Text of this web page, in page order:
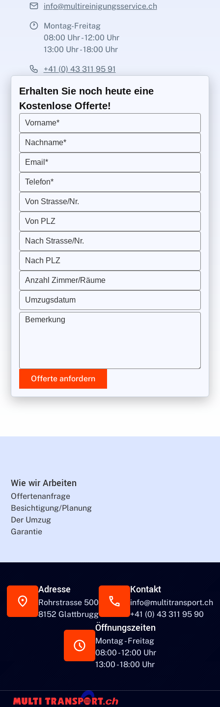
info@multireinigungsservice.ch
Montag-Freitag
08:00 Uhr - 12:00 Uhr
13:00 Uhr - 18:00 Uhr
+41 (0) 43 311 95 91
Erhalten Sie noch heute eine
Kostenlose Offerte!
Vorname*
Nachname*
Email*
Telefon*
Von Strasse/Nr.
Von PLZ
Nach Strasse/Nr.
Nach PLZ
Anzahl Zimmer/Räume
Umzugsdatum
Bemerkung
Offerte anfordern
Wie wir Arbeiten
Offertenanfrage
Besichtigung/Planung
Der Umzug
Garantie
Adresse
Rohrstrasse 500
8152 Glattbrugg
Kontakt
info@multitransport.ch
+41 (0) 43 311 95 90
Öffnungszeiten
Montag - Freitag
08:00 - 12:00 Uhr
13:00 - 18:00 Uhr